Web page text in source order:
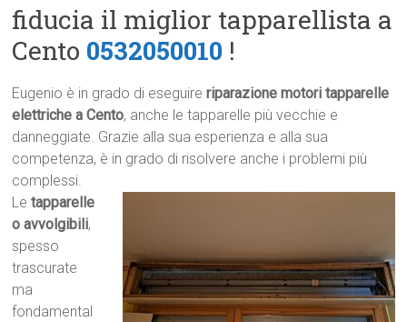
fiducia il miglior tapparellista a
Cento 0532050010 !
Eugenio è in grado di eseguireriparazione motori tapparelle
elettriche a Cento, anche le tapparelle più vecchie e
danneggiate. Grazie alla sua esperienza e alla sua
competenza, è in grado di risolvere anche i problemi più
complessi.
Letapparelle
o avvolgibili,
spesso
trascurate
ma
fondamental